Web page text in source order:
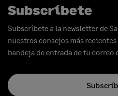
Subscríbete
Subscríbete a la newsletter de
nuestros consejos más
bandeja de entrada de tu correo